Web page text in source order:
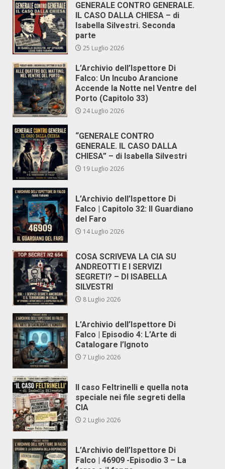
GENERALE CONTRO GENERALE.
IL CASO DALLA CHIESA – di
Isabella Silvestri. Seconda
parte
25 Luglio 2026
L’Archivio dell’Ispettore Di
Falco: Un Incubo Arancione
Accende la Notte nel Ventre del
Porto (Capitolo 33)
24 Luglio 2026
“GENERALE CONTRO
GENERALE. IL CASO DALLA
CHIESA” – di Isabella Silvestri
19 Luglio 2026
L’Archivio dell’Ispettore Di
Falco | Capitolo 32: Il Guardiano
del Faro
14 Luglio 2026
COSA SCRIVEVA LA CIA SU
ANDREOTTI E I SERVIZI
SEGRETI? – DI ISABELLA
SILVESTRI
8 Luglio 2026
L’Archivio dell’Ispettore Di
Falco | Episodio 4: L’Arte di
Catalogare l’Ignoto
7 Luglio 2026
Il caso Feltrinelli e quella nota
speciale nei file segreti della
CIA
2 Luglio 2026
L’Archivio dell’Ispettore Di
Falco | 46909 -Episodio 3 – La